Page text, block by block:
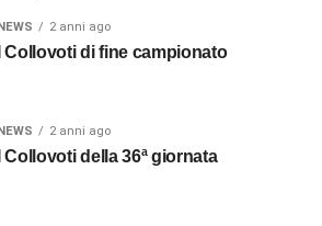
2 anni ago
I Collovoti di fine campionato
2 anni ago
I Collovoti della 36ª giornata